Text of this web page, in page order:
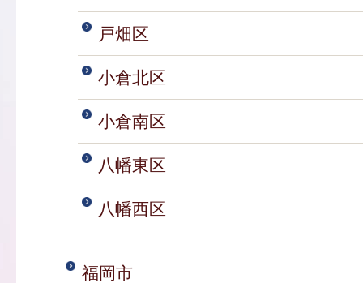
戸畑区
小倉北区
小倉南区
八幡東区
八幡西区
福岡市